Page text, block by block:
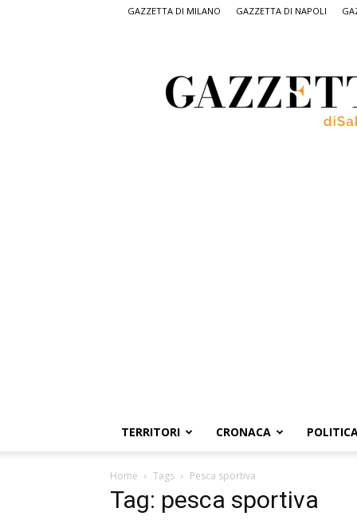
GAZZETTA DI MILANO GAZZETTA DI NAPOLI
Salerno,
il
quotidiano
TERRITORI CRONACA
Home Tags Pesca sportiva
Tag: pesca sportiva